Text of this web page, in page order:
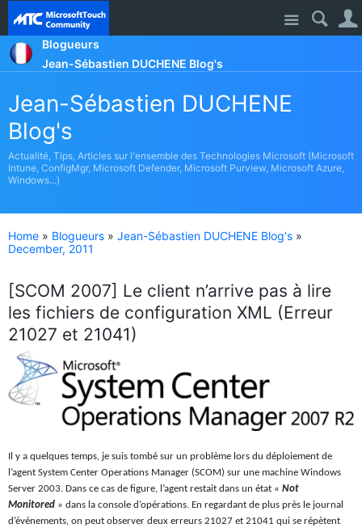
Site
Blogueurs
Jean-Sébastien DUCHENE Blog's
Jean-Sébastien DUCHENE
Blog's
Actualité, Tips, Articles sur l'ensemble des Technologies Microsoft (Microsoft
Intune, ConfigMgr, Microsoft Defender, Microsoft Purview, Microsoft Azure,
Windows...)
Home » Blogueurs » Jean-Sébastien DUCHENE Blog's »
December, 2011
[SCOM 2007] Le client n’arrive pas à lire
les fichiers de configuration XML (Erreur
21027 et 21041)
Il y a quelques temps, je suis tombé sur un problème lors du déploiement de
l’agent System Center Operations Manager (SCOM) sur une machine Windows
Server 2003. Dans ce cas de figure, l’agent restait dans un état « Not
Monitored » dans la console d’opérations. En regardant de plus près le journal
d’événements, on peut observer deux erreurs 21027 et 21041 qui se répètent